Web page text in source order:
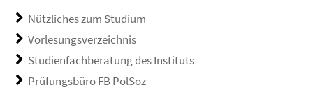
Nützliches zum Studium
Vorlesungsverzeichnis
Studienfachberatung des Instituts
Prüfungsbüro FB PolSoz